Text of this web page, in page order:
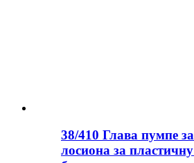
38/410 Глава пумпе
лосиона за